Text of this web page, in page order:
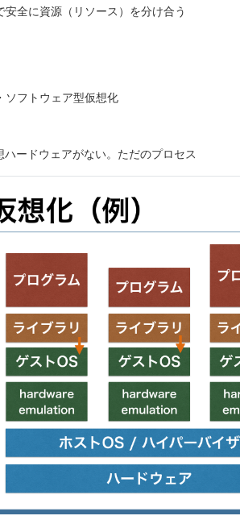
全に資源（リソース）を分け合う
ソフトウェア型仮想化
ハードウェアがない。ただのプロセス